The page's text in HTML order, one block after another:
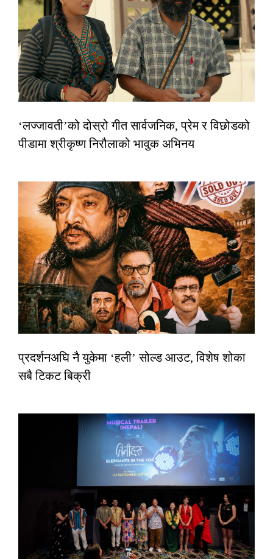
‘लज्जावती’को दोस्रो गीत सार्वजनिक, प्रेम र विछोडको
पीडामा श्रीकृष्ण निरौलाको भावुक अभिनय
प्रदर्शनअघि नै युकेमा ‘हली’ सोल्ड आउट, विशेष शोका
सबै टिकट बिक्री